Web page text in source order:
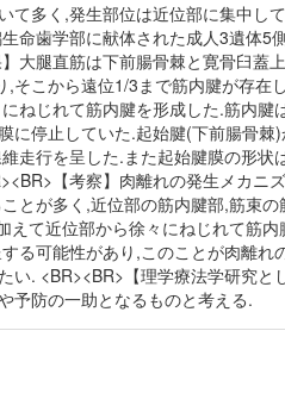
て多く,発生部位は近位部に集中
命歯学部に献体された成人3遺体
大腿直筋は下前腸骨棘と寛骨臼
そこから遠位1/3まで筋内腱が存
ねじれて筋内腱を形成した.筋内
に停止していた.起始腱(下前腸骨
走行を呈した.また起始腱膜の形
【考察】肉離れの発生メカ
とが多く,近位部の筋内腱部,筋束
て近位部から徐々にねじれて筋
る可能性があり,このことが肉離
い. <BR><BR>【理学療法学研究
予防の一助となるものと考える.